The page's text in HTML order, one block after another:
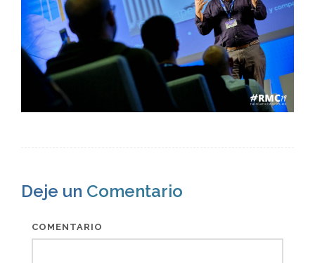
Deje un Comentario
COMENTARIO